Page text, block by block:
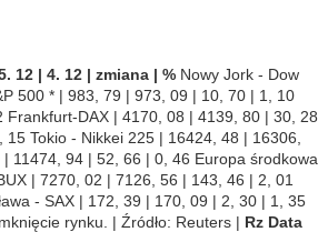
12 | 4. 12 | zmiana | % Nowy Jork - Dow
500 * | 983, 79 | 973, 09 | 10, 70 | 1, 10
DAX | 4170, 08 | 4139, 80 | 30, 28
Tokio - Nikkei 225 | 16424, 48 | 16306,
11474, 94 | 52, 66 | 0, 46 Europa środkowa
| 7270, 02 | 7126, 56 | 143, 46 | 2, 01
- SAX | 172, 39 | 170, 09 | 2, 30 | 1, 35
rynku. | Źródło: Reuters | Rz Data